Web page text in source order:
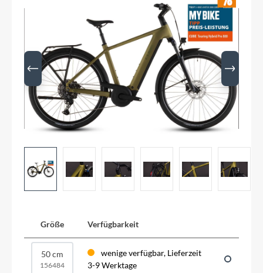
Größe Verfügbarkeit
50 cm
156484
wenige verfügbar, Lieferzeit
3-9 Werktage